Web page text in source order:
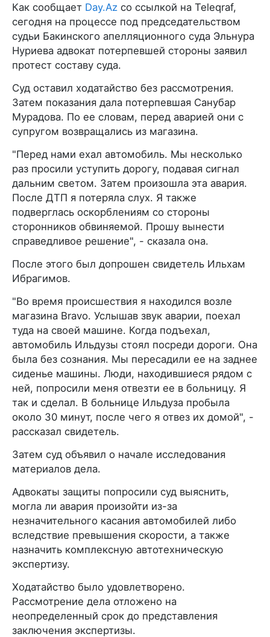
Как сообщает Day.Az со ссылкой на Teleqraf,
сегодня на процессе под председательством
судьи Бакинского апелляционного суда Эльнура
Нуриева адвокат потерпевшей стороны заявил
протест составу суда.
Суд оставил ходатайство без рассмотрения.
Затем показания дала потерпевшая Санубар
Мурадова. По ее словам, перед аварией они с
супругом возвращались из магазина.
"Перед нами ехал автомобиль. Мы несколько
раз просили уступить дорогу, подавая сигнал
дальним светом. Затем произошла эта авария.
После ДТП я потеряла слух. Я также
подверглась оскорблениям со стороны
сторонников обвиняемой. Прошу вынести
справедливое решение", - сказала она.
После этого был допрошен свидетель Ильхам
Ибрагимов.
"Во время происшествия я находился возле
магазина Bravo. Услышав звук аварии, поехал
туда на своей машине. Когда подъехал,
автомобиль Ильдузы стоял посреди дороги. Она
была без сознания. Мы пересадили ее на заднее
сиденье машины. Люди, находившиеся рядом с
ней, попросили меня отвезти ее в больницу. Я
так и сделал. В больнице Ильдуза пробыла
около 30 минут, после чего я отвез их домой", -
рассказал свидетель.
Затем суд объявил о начале исследования
материалов дела.
Адвокаты защиты попросили суд выяснить,
могла ли авария произойти из-за
незначительного касания автомобилей либо
вследствие превышения скорости, а также
назначить комплексную автотехническую
экспертизу.
Ходатайство было удовлетворено.
Рассмотрение дела отложено на
неопределенный срок до представления
заключения экспертизы.